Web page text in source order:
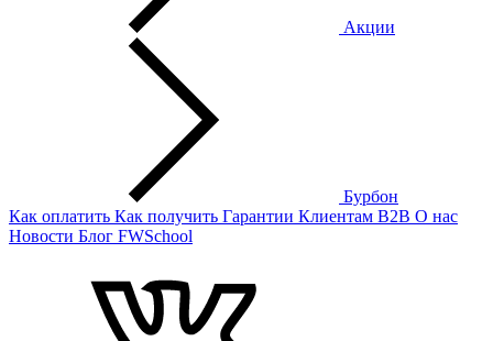
Акции
Бурбон
Как оплатить Как получить Гарантии Клиентам B2B О нас
Новости Блог FWSchool